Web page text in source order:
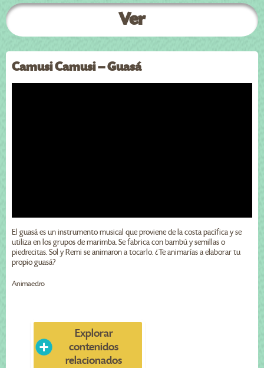
Ver
Camusi Camusi – Guasá
El guasá es un instrumento musical que proviene de la costa pacífica y se
utiliza en los grupos de marimba. Se fabrica con bambú y semillas o
piedrecitas. Sol y Remi se animaron a tocarlo. ¿Te animarías a elaborar tu
propio guasá?
Animaedro
Explorar
contenidos
relacionados